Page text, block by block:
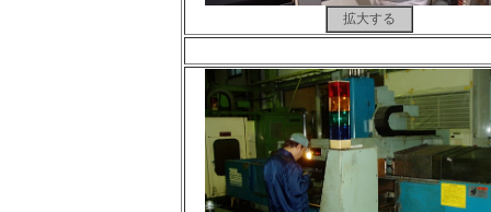
拡大する